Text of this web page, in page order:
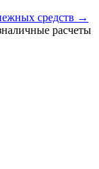
средств →
расчеты